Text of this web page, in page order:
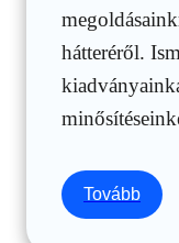
hátteréről.
Tovább